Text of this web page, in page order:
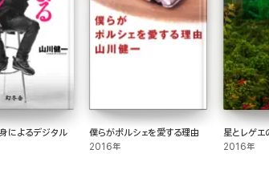
によるデジタル
僕らがポルシェを愛する理由
2016年
星とレゲエ
2016年